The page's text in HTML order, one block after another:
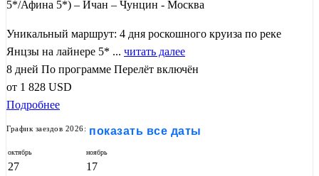
5*/Афина 5*) – Ичан – Чунцин - Москва
Уникальный маршрут: 4 дня роскошного круиза по реке
Янцзы на лайнере 5* ... читать далее
8 дней По программе Перелёт включён
от 1 828 USD
Подробнее
График заездов 2026: показать все даты
октябрь
27
ноябрь
17